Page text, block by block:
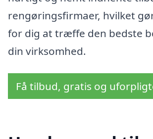
rengøringsfirmaer, hvilket
for dig at træffe den bedste
din virksomhed.
Få tilbud, gratis og